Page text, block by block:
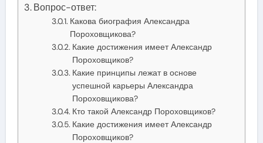
Вопрос-ответ:
Какова биография Александра
Пороховщикова?
Какие достижения имеет Александр
Пороховщиков?
Какие принципы лежат в основе
успешной карьеры Александра
Пороховщикова?
Кто такой Александр Пороховщиков?
Какие достижения имеет Александр
Пороховщиков?